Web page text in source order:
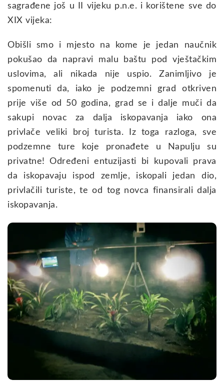
sagrađene još u II vijeku p.n.e. i korištene sve do
XIX vijeka:
Obišli smo i mjesto na kome je jedan naučnik
pokušao da napravi malu baštu pod vještačkim
uslovima, ali nikada nije uspio. Zanimljivo je
spomenuti da, iako je podzemni grad otkriven
prije više od 50 godina, grad se i dalje muči da
sakupi novac za dalja iskopavanja iako ona
privlače veliki broj turista. Iz toga razloga, sve
podzemne ture koje pronađete u Napulju su
privatne! Određeni entuzijasti bi kupovali prava
da iskopavaju ispod zemlje, iskopali jedan dio,
privlačili turiste, te od tog novca finansirali dalja
iskopavanja.